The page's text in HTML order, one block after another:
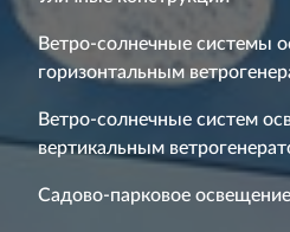
Ветро-солнечные системы
горизонтальным
Ветро-солнечные систем
вертикальным
Садово-парковое освещение